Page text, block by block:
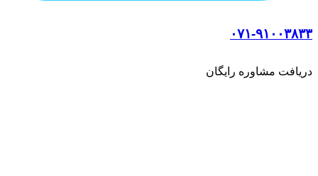
۰۷۱-۹۱۰۰۳۸۳۳
دریافت مشاوره رایگان